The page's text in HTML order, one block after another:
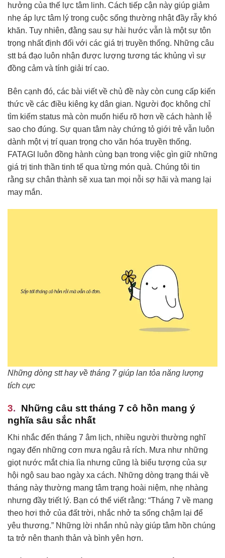
hưởng của thế lực tâm linh. Cách tiếp cận này giúp giảm
nhẹ áp lực tâm lý trong cuộc sống thường nhật đầy rẫy khó
khăn. Tuy nhiên, đằng sau sự hài hước vẫn là một sự tôn
trọng nhất định đối với các giá trị truyền thống. Những câu
stt bá đạo luôn nhận được lượng tương tác khủng vì sự
đồng cảm và tính giải trí cao.
Bên cạnh đó, các bài viết về chủ đề này còn cung cấp kiến
thức về các điều kiêng kỵ dân gian. Người đọc không chỉ
tìm kiếm status mà còn muốn hiểu rõ hơn về cách hành lễ
sao cho đúng. Sự quan tâm này chứng tỏ giới trẻ vẫn luôn
dành một vị trí quan trọng cho văn hóa truyền thống.
FATAGI luôn đồng hành cùng bạn trong việc gìn giữ những
giá trị tinh thần tinh tế qua từng món quà. Chúng tôi tin
rằng sự chân thành sẽ xua tan mọi nỗi sợ hãi và mang lại
may mắn.
Những dòng stt hay về tháng 7 giúp lan tỏa năng lượng
tích cực
Những câu stt tháng 7 cô hồn mang ý
nghĩa sâu sắc nhất
Khi nhắc đến tháng 7 âm lịch, nhiều người thường nghĩ
ngay đến những cơn mưa ngâu rả rích. Mưa như những
giọt nước mắt chia lìa nhưng cũng là biểu tượng của sự
hội ngộ sau bao ngày xa cách. Những dòng trạng thái về
tháng này thường mang tâm trạng hoài niệm, nhẹ nhàng
nhưng đầy triết lý. Bạn có thể viết rằng: “Tháng 7 về mang
theo hơi thở của đất trời, nhắc nhở ta sống chậm lại để
yêu thương.” Những lời nhắn nhủ này giúp tâm hồn chúng
ta trở nên thanh thản và bình yên hơn.